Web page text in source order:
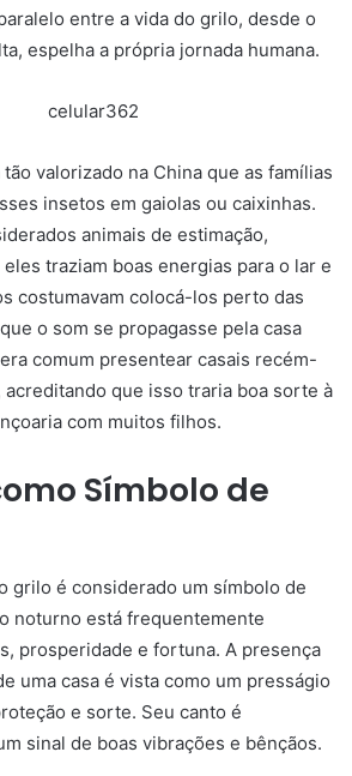
entre a vida do grilo, desde o
espelha a própria jornada humana.
valorizado na China que as famílias
insetos em gaiolas ou caixinhas.
animais de estimação,
traziam boas energias para o lar e
costumavam colocá-los perto das
o som se propagasse pela casa
comum presentear casais recém-
que isso traria boa sorte à
com muitos filhos.
Símbolo de
grilo é considerado um símbolo de
noturno está frequentemente
prosperidade e fortuna. A presença
uma casa é vista como um presságio
e sorte. Seu canto é
sinal de boas vibrações e bênçãos.